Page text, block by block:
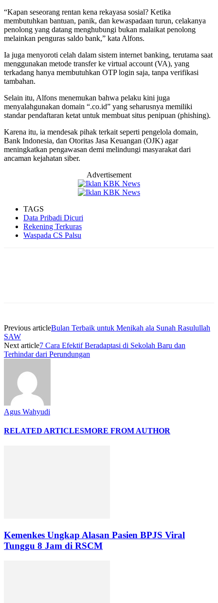
“Kapan seseorang rentan kena rekayasa sosial? Ketika
membutuhkan bantuan, panik, dan kewaspadaan turun, celakanya
penolong yang datang menghubungi bukan malaikat penolong
melainkan penguras saldo bank,” kata Alfons.
Ia juga menyoroti celah dalam sistem internet banking, terutama saat
menggunakan metode transfer ke virtual account (VA), yang
terkadang hanya membutuhkan OTP login saja, tanpa verifikasi
tambahan.
Selain itu, Alfons menemukan bahwa pelaku kini juga
menyalahgunakan domain “.co.id” yang seharusnya memiliki
standar pendaftaran ketat untuk membuat situs penipuan (phishing).
Karena itu, ia mendesak pihak terkait seperti pengelola domain,
Bank Indonesia, dan Otoritas Jasa Keuangan (OJK) agar
meningkatkan pengawasan demi melindungi masyarakat dari
ancaman kejahatan siber.
Advertisement
TAGS
Data Pribadi Dicuri
Rekening Terkuras
Waspada CS Palsu
Previous articleBulan Terbaik untuk Menikah ala Sunah Rasulullah
SAW
Next article7 Cara Efektif Beradaptasi di Sekolah Baru dan
Terhindar dari Perundungan
Agus Wahyudi
RELATED ARTICLESMORE FROM AUTHOR
Kemenkes Ungkap Alasan Pasien BPJS Viral
Tunggu 8 Jam di RSCM